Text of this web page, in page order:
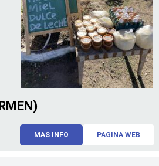
MAS INFO PAGINA WEB